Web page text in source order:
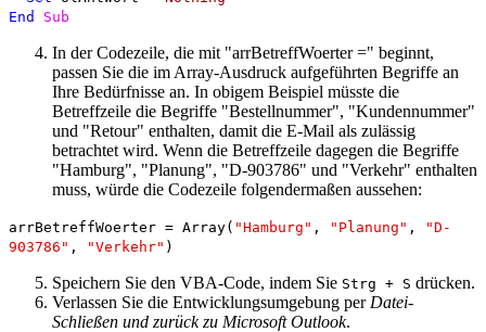
End
Sub
In der Codezeile, die mit "arrBetreffWoerter =" beginnt,
passen Sie die im Array-Ausdruck aufgeführten Begriffe an
Ihre Bedürfnisse an. In obigem Beispiel müsste die
Betreffzeile die Begriffe "Bestellnummer", "Kundennummer"
und "Retour" enthalten, damit die E-Mail als zulässig
betrachtet wird. Wenn die Betreffzeile dagegen die Begriffe
"Hamburg", "Planung", "D-903786" und "Verkehr" enthalten
muss, würde die Codezeile folgendermaßen aussehen:
arrBetreffWoerter = Array( "Hamburg" , "Planung" ,
"D-
903786" , "Verkehr" )
Speichern Sie den VBA-Code, indem Sie Strg + S drücken.
Verlassen Sie die Entwicklungsumgebung per Datei-
Schließen und zurück zu Microsoft Outlook.